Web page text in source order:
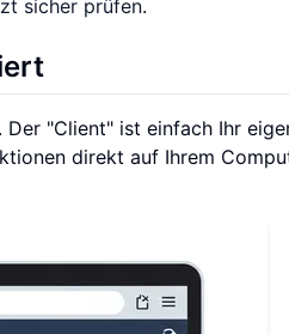
sicher prüfen.
"Client" ist einfach Ihr
direkt auf Ihrem